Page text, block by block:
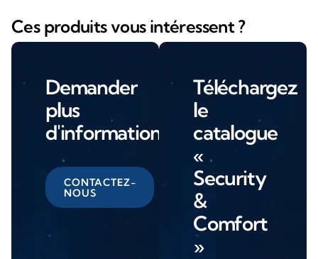
Ces produits vous intéressent ?
Demander
plus
d'informations
CONTACTEZ-
NOUS
Téléchargez
le
catalogue
«
Security
&
Comfort
»